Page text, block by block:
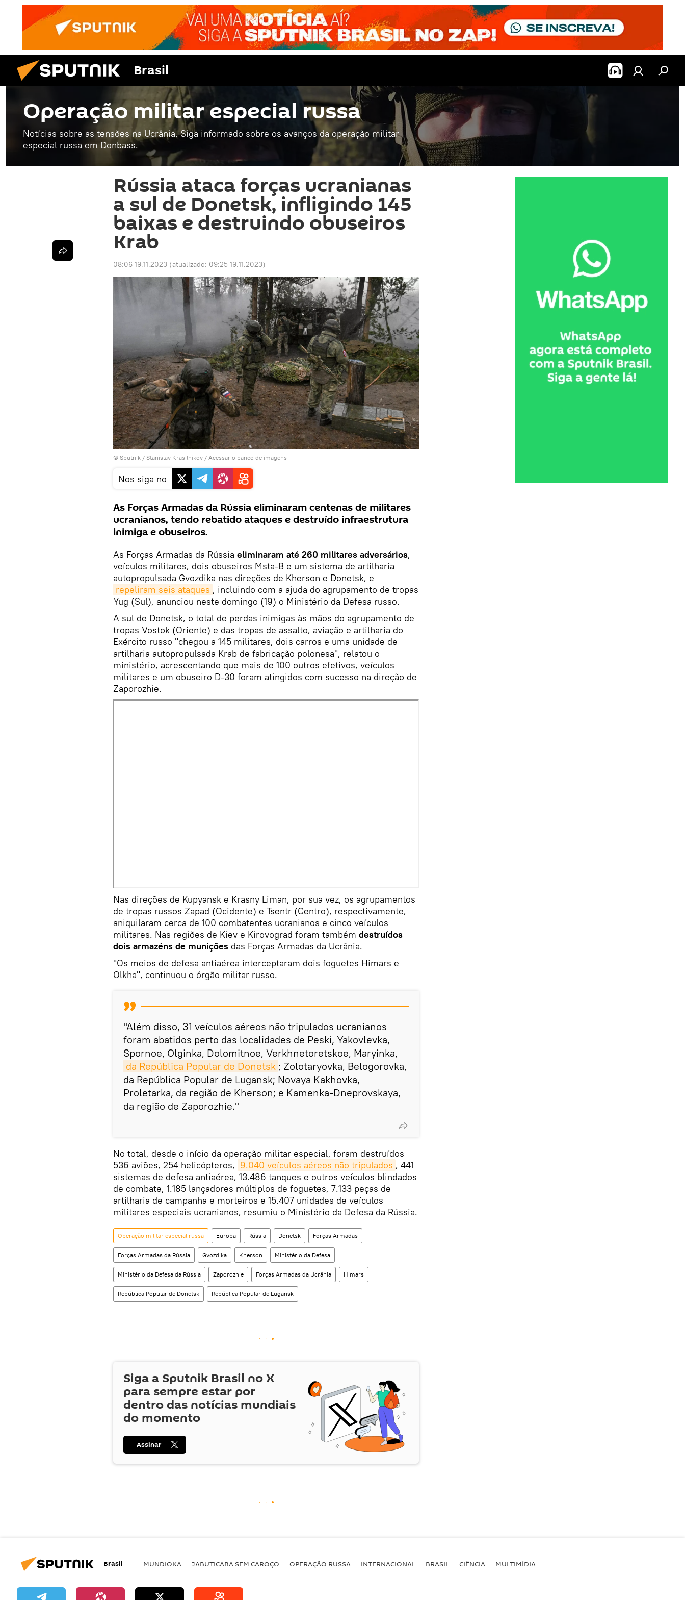
Brasil
Operação militar especial russa
Notícias sobre as tensões na Ucrânia. Siga informado sobre os avanços da operação militar
especial russa em Donbass.
Rússia ataca forças ucranianas
a sul de Donetsk, infligindo 145
baixas e destruindo obuseiros
Krab
08:06 19.11.2023 (atualizado: 09:25 19.11.2023)
© Sputnik / Stanislav Krasilnikov / Acessar o banco de imagens
Nos siga no
As Forças Armadas da Rússia eliminaram centenas de militares
ucranianos, tendo rebatido ataques e destruído infraestrutura
inimiga e obuseiros.
As Forças Armadas da Rússia eliminaram até 260 militares adversários,
veículos militares, dois obuseiros Msta-B e um sistema de artilharia
autopropulsada Gvozdika nas direções de Kherson e Donetsk, e
repeliram seis ataques , incluindo com a ajuda do agrupamento de tropas
Yug (Sul), anunciou neste domingo (19) o Ministério da Defesa russo.
A sul de Donetsk, o total de perdas inimigas às mãos do agrupamento de
tropas Vostok (Oriente) e das tropas de assalto, aviação e artilharia do
Exército russo "chegou a 145 militares, dois carros e uma unidade de
artilharia autopropulsada Krab de fabricação polonesa", relatou o
ministério, acrescentando que mais de 100 outros efetivos, veículos
militares e um obuseiro D-30 foram atingidos com sucesso na direção de
Zaporozhie.
Nas direções de Kupyansk e Krasny Liman, por sua vez, os agrupamentos
de tropas russos Zapad (Ocidente) e Tsentr (Centro), respectivamente,
aniquilaram cerca de 100 combatentes ucranianos e cinco veículos
militares. Nas regiões de Kiev e Kirovograd foram também destruídos
dois armazéns de munições das Forças Armadas da Ucrânia.
"Os meios de defesa antiaérea interceptaram dois foguetes Himars e
Olkha", continuou o órgão militar russo.
"Além disso, 31 veículos aéreos não tripulados ucranianos
foram abatidos perto das localidades de Peski, Yakovlevka,
Spornoe, Olginka, Dolomitnoe, Verkhnetoretskoe, Maryinka,
da República Popular de Donetsk ; Zolotaryovka, Belogorovka,
da República Popular de Lugansk; Novaya Kakhovka,
Proletarka, da região de Kherson; e Kamenka-Dneprovskaya,
da região de Zaporozhie."
No total, desde o início da operação militar especial, foram destruídos
536 aviões, 254 helicópteros, 9.040 veículos aéreos não tripulados , 441
sistemas de defesa antiaérea, 13.486 tanques e outros veículos blindados
de combate, 1.185 lançadores múltiplos de foguetes, 7.133 peças de
artilharia de campanha e morteiros e 15.407 unidades de veículos
militares especiais ucranianos, resumiu o Ministério da Defesa da Rússia.
Operação militar especial russa Europa Rússia Donetsk Forças Armadas
Forças Armadas da Rússia Gvozdika Kherson Ministério da Defesa
Ministério da Defesa da Rússia Zaporozhie Forças Armadas da Ucrânia Himars
República Popular de Donetsk República Popular de Lugansk
Siga a Sputnik Brasil noX
para sempre estar por
dentro das notícias mundiais
do momento
Assinar
Brasil MUNDIOKA JABUTICABA SEM CAROÇO OPERAÇÃO RUSSA INTERNACIONAL BRASIL CIÊNCIA MULTIMÍDIA